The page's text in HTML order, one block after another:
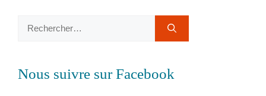
Nous suivre sur Facebook